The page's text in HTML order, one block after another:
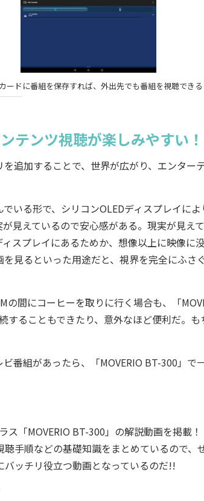
ードに番組を保存すれば、外出先でも番組を視聴できる
テンツ視聴が楽しみやすい！
追加することで、世界が広がり、エンター
いる形で、シリコンOLEDディスプレイによ
見えているので安心感がある。現実が見え
スプレイにあるためか、想像以上に映像に
見るといった用途だと、視界を完全にふさ
間にコーヒーを取りに行く場合も、「
ることもできたり、意外なほど便利だ。も
番組があったら、「MOVERIO BT-300」で
「MOVERIO BT-300」の解説動画を掲載！
聴手順などの基礎知識をまとめているので、
ッチリ役立つ動画となっているのだ!!